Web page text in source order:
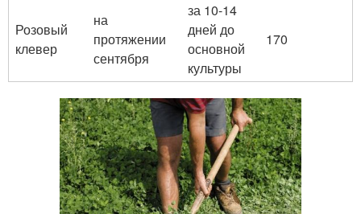
Розовый
клевер
на
протяжении
сентября
за 10-14
дней до
основной
культуры
170